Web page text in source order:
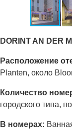
DORINT AN DER
Расположение
Planten, около
Количество
городского типа,
В номерах: